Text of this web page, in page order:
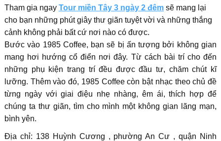
Tham gia ngay Tour miền Tây 3 ngày 2 đêmsẽ mang lại
cho bạn những phút giây thư giãn tuyệt vời và những thắng
cảnh không phải bất cứ nơi nào có được.
Bước vào 1985 Coffee, bạn sẽ bị ấn tượng bởi không gian
mang hơi hướng cổ điển nơi đây. Từ cách bài trí cho đến
những phụ kiện trang trí đều được đầu tư, chăm chút kĩ
lưỡng. Thêm vào đó, 1985 Coffee còn bật nhạc theo chủ đề
từng ngày với giai điệu nhẹ nhàng, êm ái, thích hợp để
chúng ta thư giãn, tìm cho mình một không gian lãng mạn,
bình yên.
Địa chỉ: 138 Huỳnh Cương , phường An Cư , quận Ninh